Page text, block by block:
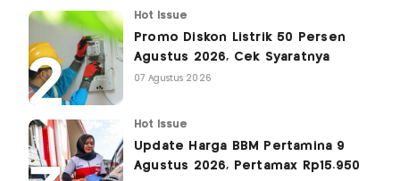
Hot Issue
Promo Diskon Listrik 50 Persen
Agustus 2026, Cek Syaratnya
07 Agustus 2026
Hot Issue
Update Harga BBM Pertamina 9
Agustus 2026, Pertamax Rp15.950